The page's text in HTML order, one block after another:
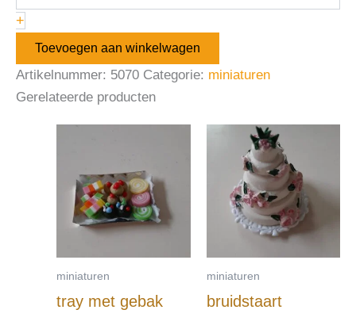
+
Toevoegen aan winkelwagen
Artikelnummer: 5070 Categorie: miniaturen
Gerelateerde producten
miniaturen
tray met gebak
miniaturen
bruidstaart